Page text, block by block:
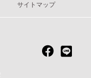
サイトマップ